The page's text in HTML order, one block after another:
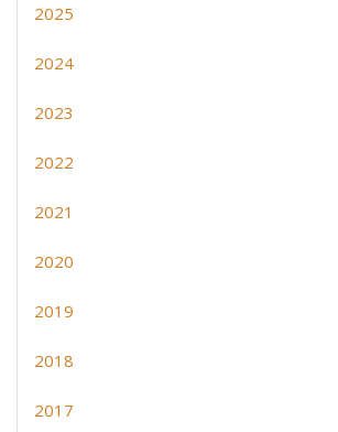
2025
2024
2023
2022
2021
2020
2019
2018
2017